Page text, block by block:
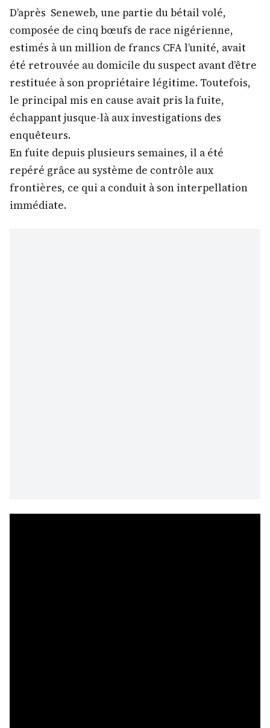
D’après Seneweb, une partie du bétail volé,
composée de cinq bœufs de race nigérienne,
estimés à un million de francs CFA l’unité, avait
été retrouvée au domicile du suspect avant d’être
restituée à son propriétaire légitime. Toutefois,
le principal mis en cause avait pris la fuite,
échappant jusque-là aux investigations des
enquêteurs.
En fuite depuis plusieurs semaines, il a été
repéré grâce au système de contrôle aux
frontières, ce qui a conduit à son interpellation
immédiate.